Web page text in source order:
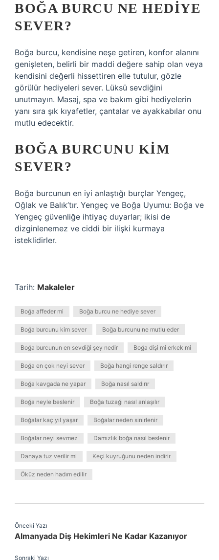
BOĞA BURCU NE HEDIYE
SEVER?
Boğa burcu, kendisine neşe getiren, konfor alanını
genişleten, belirli bir maddi değere sahip olan veya
kendisini değerli hissettiren elle tutulur, gözle
görülür hediyeleri sever. Lüksü sevdiğini
unutmayın. Masaj, spa ve bakım gibi hediyelerin
yanı sıra şık kıyafetler, çantalar ve ayakkabılar onu
mutlu edecektir.
BOĞA BURCUNU KIM
SEVER?
Boğa burcunun en iyi anlaştığı burçlar Yengeç,
Oğlak ve Balık’tır. Yengeç ve Boğa Uyumu: Boğa ve
Yengeç güvenliğe ihtiyaç duyarlar; ikisi de
dizginlenemez ve ciddi bir ilişki kurmaya
isteklidirler.
Tarih: Makaleler
Boğa affeder mi Boğa burcu ne hediye sever
Boğa burcunu kim sever Boğa burcunu ne mutlu eder
Boğa burcunun en sevdiği şey nedir Boğa dişi mi erkek mi
Boğa en çok neyi sever Boğa hangi renge saldırır
Boğa kavgada ne yapar Boğa nasıl saldırır
Boğa neyle beslenir Boğa tuzağı nasıl anlaşılır
Boğalar kaç yıl yaşar Boğalar neden sinirlenir
Boğalar neyi sevmez Damızlık boğa nasıl beslenir
Danaya tuz verilir mi Keçi kuyruğunu neden indirir
Öküz neden hadım edilir
Önceki Yazı
Almanyada Diş Hekimleri Ne Kadar Kazanıyor
Sonraki Yazı